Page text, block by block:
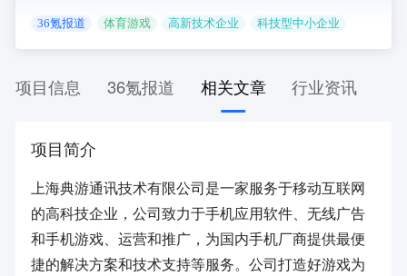
36氪报道 体育游戏 高新技术企业 科技型中小企业
项目信息 36氪报道 相关文章 行业资讯
项目简介
上海典游通讯技术有限公司是一家服务于移动互联网
的高科技企业，公司致力于手机应用软件、无线广告
和手机游戏、运营和推广，为国内手机厂商提供最便
捷的解决方案和技术支持等服务。公司打造好游戏为